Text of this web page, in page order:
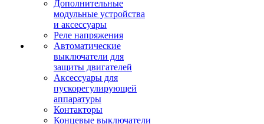
Дополнительные
модульные устройства
и аксессуары
Реле напряжения
Автоматические
выключатели для
защиты двигателей
Аксессуары для
пускорегулирующей
аппаратуры
Контакторы
Концевые выключатели